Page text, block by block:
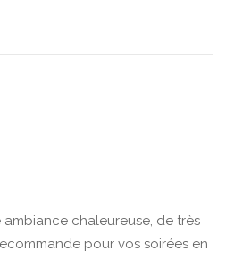
chaleureuse, de très
pour vos soirées en